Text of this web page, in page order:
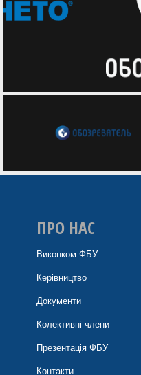
ПРО НАС
Виконком ФБУ
Керівництво
Документи
Колективні члени
Презентація ФБУ
Контакти